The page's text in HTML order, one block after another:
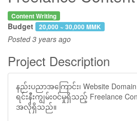
Content Writing
Budget 20,000 ~ 30,000 MMK
Posted3 years ago
Project Description
နည်းပညာအကြောင်း၊ Website
ရင်းနီးကျွမ်းဝင်မှုရှိသည့် Freelance
အလိုရှိသည်။